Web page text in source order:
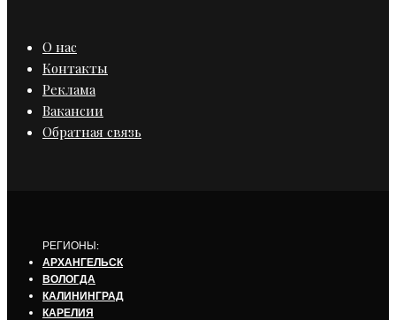
О нас
Контакты
Реклама
Вакансии
Обратная связь
РЕГИОНЫ:
АРХАНГЕЛЬСК
ВОЛОГДА
КАЛИНИНГРАД
КАРЕЛИЯ